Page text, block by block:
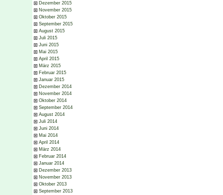
Dezember 2015
November 2015
Oktober 2015
September 2015
August 2015
Juli 2015
Juni 2015
Mai 2015
April 2015
März 2015
Februar 2015
Januar 2015
Dezember 2014
November 2014
Oktober 2014
September 2014
August 2014
Juli 2014
Juni 2014
Mai 2014
April 2014
März 2014
Februar 2014
Januar 2014
Dezember 2013
November 2013
Oktober 2013
September 2013